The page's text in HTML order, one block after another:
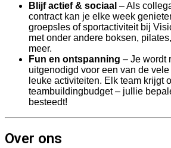
Blijf actief & sociaal – Als
contract kan je elke week
groepsles of sportactiviteit bij
met onder andere boksen,
meer.
Fun en ontspanning – Je wordt
uitgenodigd voor een van de
leuke activiteiten. Elk team krijgt
teambuildingbudget – jullie
besteedt!
Over ons